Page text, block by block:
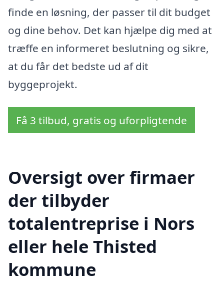
finde en løsning, der passer til dit budget
og dine behov. Det kan hjælpe dig med at
træffe en informeret beslutning og sikre,
at du får det bedste ud af dit
byggeprojekt.
Få 3 tilbud, gratis og uforpligtende
Oversigt over firmaer
der tilbyder
totalentreprise i Nors
eller hele Thisted
kommune